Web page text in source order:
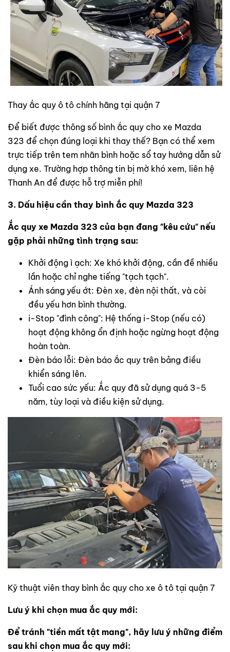
Thay ắc quy ô tô chính hãng tại quận 7
Để biết được thông số bình ắc quy cho xe Mazda
323 để chọn đúng loại khi thay thế? Bạn có thể xem
trực tiếp trên tem nhãn bình hoặc sổ tay hướng dẫn sử
dụng xe. Trường hợp thông tin bị mờ khó xem, liên hệ
Thanh An để được hỗ trợ miễn phí!
3. Dấu hiệu cần thay bình ắc quy Mazda 323
Ắc quy xe Mazda 323 của bạn đang "kêu cứu" nếu
gặp phải những tình trạng sau:
Khởi động ì ạch: Xe khó khởi động, cần đề nhiều
lần hoặc chỉ nghe tiếng "tạch tạch".
Ánh sáng yếu ớt: Đèn xe, đèn nội thất, và còi
đều yếu hơn bình thường.
i-Stop "đình công": Hệ thống i-Stop (nếu có)
hoạt động không ổn định hoặc ngừng hoạt động
hoàn toàn.
Đèn báo lỗi: Đèn báo ắc quy trên bảng điều
khiển sáng lên.
Tuổi cao sức yếu: Ắc quy đã sử dụng quá 3-5
năm, tùy loại và điều kiện sử dụng.
Kỹ thuật viên thay bình ắc quy cho xe ô tô tại quận 7
Lưu ý khi chọn mua ắc quy mới:
Để tránh "tiền mất tật mang", hãy lưu ý những điểm
sau khi chọn mua ắc quy mới: